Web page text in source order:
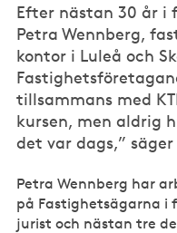
Efter nästan 30 år i
Petra Wennberg,
kontor i Luleå och
tillsammans med
kursen, men aldrig
det var dags,”
Petra Wennberg har
på Fastighetsägarna i
jurist och nästan tre